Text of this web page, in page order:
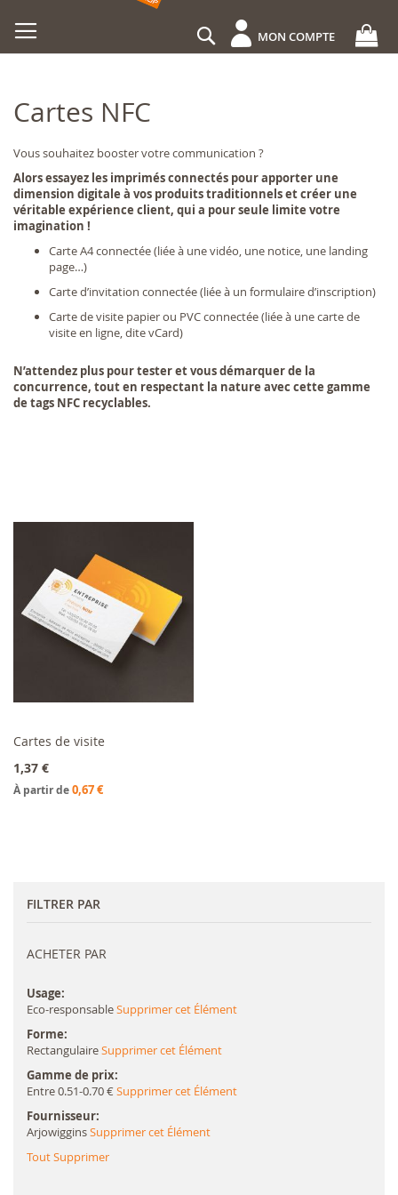
au
contenu
MON COMPTE
Rechercher
Cartes NFC
Vous souhaitez booster votre communication ?
Alors essayez les imprimés connectés pour apporter une
dimension digitale à vos produits traditionnels et créer une
véritable expérience client, qui a pour seule limite votre
imagination !
Carte A4 connectée (liée à une vidéo, une notice, une landing
page…)
Carte d’invitation connectée (liée à un formulaire d’inscription)
Carte de visite papier ou PVC connectée (liée à une carte de
visite en ligne, dite vCard)
N’attendez plus pour tester et vous démarquer de la
concurrence, tout en respectant la nature avec cette gamme
de tags NFC recyclables.
En rupture de stock
Cartes de visite
1,37 €
À partir de0,67 €
FILTRER PAR
ACHETER PAR
Usage
Eco-responsableSupprimer cet Élément
Forme
RectangulaireSupprimer cet Élément
Gamme de prix
Entre 0.51-0.70 €Supprimer cet Élément
Fournisseur
ArjowigginsSupprimer cet Élément
Tout Supprimer